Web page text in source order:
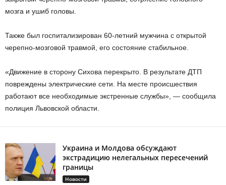
мозга и ушиб головы.
Также был госпитализирован 60-летний мужчина с открытой
черепно-мозговой травмой, его состояние стабильное.
«Движение в сторону Сихова перекрыто. В результате ДТП
повреждены электрические сети. На месте происшествия
работают все необходимые экстренные службы», — сообщила
полиция Львовской области.
Украина и Молдова обсуждают
экстрадицию нелегальных пересечений
границы
Новости